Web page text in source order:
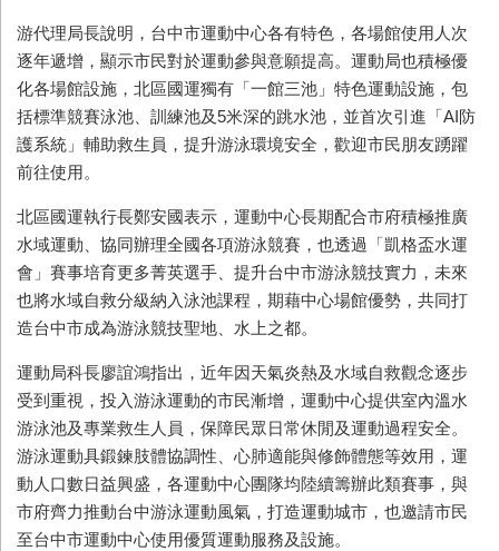
游代理局長說明，台中市運動中心各有特色，各場館使用人次
逐年遞增，顯示市民對於運動參與意願提高。運動局也積極優
化各場館設施，北區國運獨有「一館三池」特色運動設施，包
括標準競賽泳池、訓練池及5米深的跳水池，並首次引進「AI防
護系統」輔助救生員，提升游泳環境安全，歡迎市民朋友踴躍
前往使用。
北區國運執行長鄭安國表示，運動中心長期配合市府積極推廣
水域運動、協同辦理全國各項游泳競賽，也透過「凱格盃水運
會」賽事培育更多菁英選手、提升台中市游泳競技實力，未來
也將水域自救分級納入泳池課程，期藉中心場館優勢，共同打
造台中市成為游泳競技聖地、水上之都。
運動局科長廖誼鴻指出，近年因天氣炎熱及水域自救觀念逐步
受到重視，投入游泳運動的市民漸增，運動中心提供室內溫水
游泳池及專業救生人員，保障民眾日常休閒及運動過程安全。
游泳運動具鍛鍊肢體協調性、心肺適能與修飾體態等效用，運
動人口數日益興盛，各運動中心團隊均陸續籌辦此類賽事，與
市府齊力推動台中游泳運動風氣，打造運動城市，也邀請市民
至台中市運動中心使用優質運動服務及設施。